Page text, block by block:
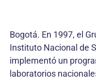
Bogotá. En 1997, el
Instituto Nacional de
implementó un
laboratorios